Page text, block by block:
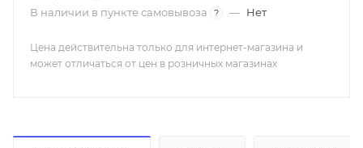
В наличии в пункте самовывоза
? — Нет
Цена действительна только для интернет-магазина и
может отличаться от цен в розничных магазинах